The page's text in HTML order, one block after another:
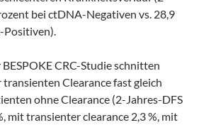
bei ctDNA-Negativen vs. 28,9
CRC-Studie schnitten
Clearance fast gleich
ohne Clearance (2-Jahres-DFS
mit transienter clearance 2,3 %, mit